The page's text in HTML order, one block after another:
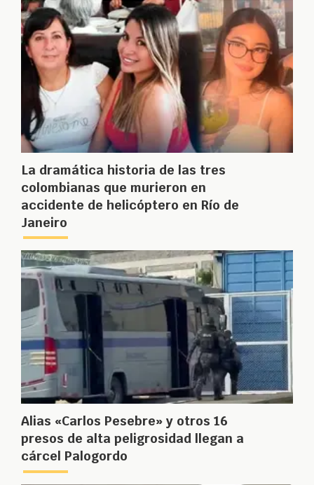
La dramática historia de las tres
colombianas que murieron en
accidente de helicóptero en Río de
Janeiro
Alias «Carlos Pesebre» y otros 16
presos de alta peligrosidad llegan a
cárcel Palogordo